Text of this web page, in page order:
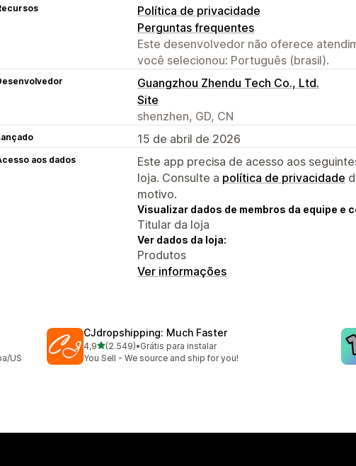
Política de privacidade
Perguntas frequentes
Este desenvolvedor não oferece
você selecionou: Português (brasil).
Guangzhou Zhendu Tech Co., Ltd.
Site
shenzhen, GD, CN
15 de abril de 2026
aos dados
Este app precisa de acesso aos
loja. Consulte a política de privacidade
motivo.
Visualizar dados de membros da equipe e
Titular da loja
Ver dados da loja:
Produtos
Ver informações
US
CJdropshipping: Much Faster
4,9de 5 estrelas
(2.549)
2549 avaliações ao todo
•Grátis para instalar
You Sell - We source and ship for you!